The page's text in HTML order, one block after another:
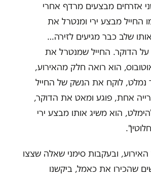
אזרחים מבצעים מרדף אחרי
החייל מבצע ירי ומנטרל את
שלב כבר מגיעים לזירה…
על הדוקר. החייל שמנטרל את
הוא רואה חלק מהאירוע,
נמלט, לוקח את הנשק של החייל
אחת, פוגע ומאט את הדוקר,
הוא משיג אותו מבצע ירי
ובעקבות סימני שאלה שצצו
שהכירו את כאמל, ביקשנו